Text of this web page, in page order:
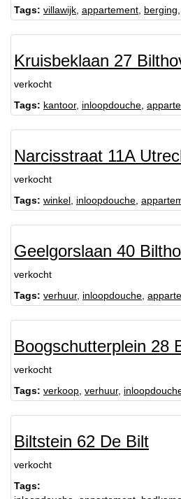
Tags: villawijk appartement berging
Kruisbeklaan 27
verkocht
Tags: kantoor, inloopdouche
Narcisstraat 11A
verkocht
Tags: winkel inloopdouche
Geelgorslaan 40
verkocht
Tags: verhuur, inloopdouche
Boogschutterplein 28
verkocht
Tags: verkoop verhuur,
Biltstein 62 De Bilt
verkocht
Tags: